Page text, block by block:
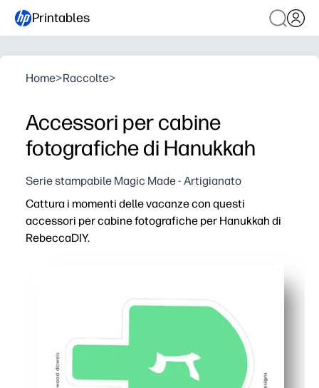
Printables
Home>Raccolte>
Accessori per cabine
fotografiche di Hanukkah
Serie stampabile Magic Made - Artigianato
Cattura i momenti delle vacanze con questi
accessori per cabine fotografiche per Hanukkah di
RebeccaDIY.
Menorah giocose, dreidel e frasi festive fanno posare
Perfetto per aule, riunioni di famiglia ed eventi
Progettato per la stampa domestica su cartoncino: